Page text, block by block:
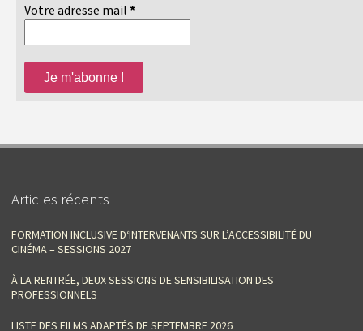
Votre adresse mail *
Articles récents
FORMATION INCLUSIVE D‘INTERVENANTS SUR L’ACCESSIBILITÉ DU
CINÉMA – SESSIONS 2027
À LA RENTRÉE, DEUX SESSIONS DE SENSIBILISATION DES
PROFESSIONNELS
LISTE DES FILMS ADAPTÉS DE SEPTEMBRE 2026